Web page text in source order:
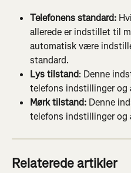
Telefonens standard:
allerede er indstillet til
automatisk være
standard.
Lys tilstand: Denne
telefons indstillinger
Mørk tilstand: Denne
telefons indstillinger og
Relaterede artikler